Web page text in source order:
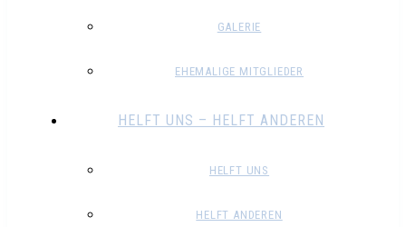
GALERIE
EHEMALIGE MITGLIEDER
HELFT UNS – HELFT ANDEREN
HELFT UNS
HELFT ANDEREN